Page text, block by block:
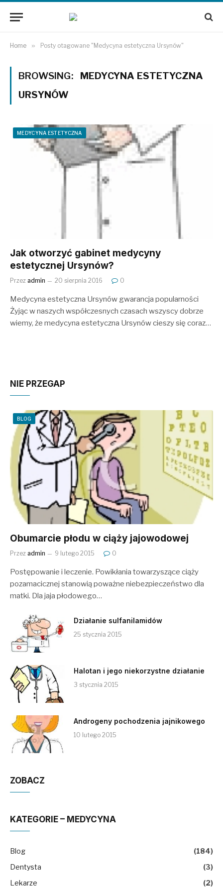
Home » Posty otagowane "Medycyna estetyczna Ursynów"
BROWSING:
MEDYCYNA ESTETYCZNA
URSYNÓW
MEDYCYNA ESTETYCZNA
Jak otworzyć gabinet medycyny
estetycznej Ursynów?
Przez admin 20 sierpnia 2016 0
Medycyna estetyczna Ursynów gwarancja popularności
Żyjąc w naszych współczesnych czasach wszyscy dobrze
wiemy, że medycyna estetyczna Ursynów cieszy się coraz…
NIE PRZEGAP
BLOG
Obumarcie płodu w ciąży jajowodowej
Przez admin 9 lutego 2015 0
Postępowanie i leczenie. Powikłania towarzyszące ciąży
pozamacicznej stanowią poważne niebezpieczeństwo dla
matki. Dla jaja płodowego…
Działanie sulfanilamidów
25 stycznia 2015
Halotan i jego niekorzystne działanie
3 stycznia 2015
Androgeny pochodzenia jajnikowego
10 lutego 2015
ZOBACZ
KATEGORIE – MEDYCYNA
Blog
(184)
Dentysta
(3)
Lekarze
(2)